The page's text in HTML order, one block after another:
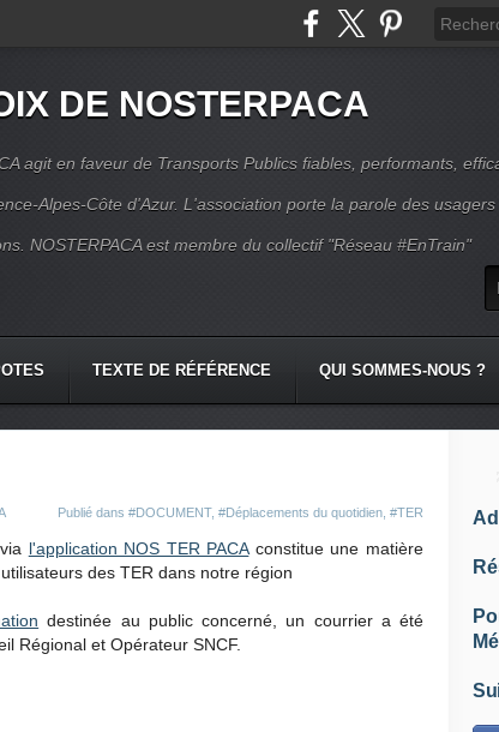
DE NOSTERPACA
agit en faveur de Transports Publics fiables, performants,
Alpes-Côte d'Azur. L'association porte la parole des
NOSTERPACA est membre du collectif "Réseau #EnTrain"
TEXTE DE RÉFÉRENCE QUI SOMMES-NOUS ?
Publié dans #DOCUMENT, #Déplacements du quotidien #TER
l'application NOS TER PACAconstitue une matière
des TER dans notre région
destinée au public concerné, un courrier a été
Régional et Opérateur SNCF.